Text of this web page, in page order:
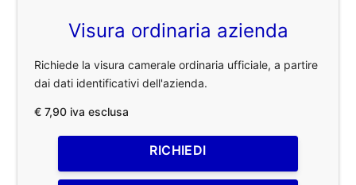
Visura ordinaria azienda
Richiede la visura camerale ordinaria ufficiale, a partire
dai dati identificativi dell'azienda.
€ 7,90 iva esclusa
RICHIEDI